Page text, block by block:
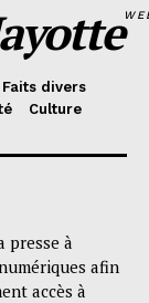
Faits divers
Culture
presse à
afin
accès à